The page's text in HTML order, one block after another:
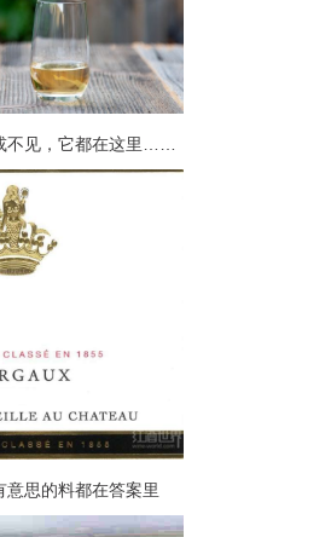
不见，它都在这里……
意思的料都在答案里